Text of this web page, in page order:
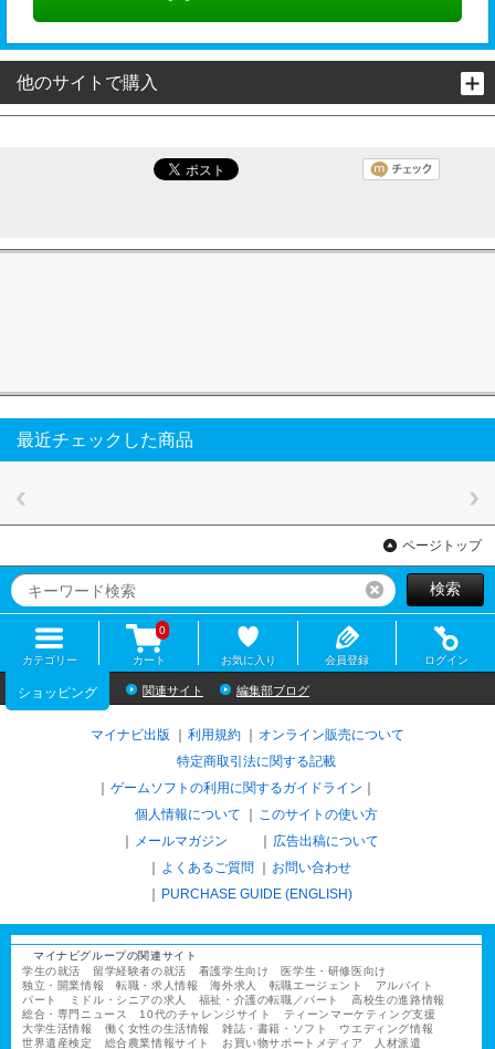
他のサイトで購入
最近チェックした商品
ページトップ
リセット検索
カテゴリー カート
0
お気に入り 会員登録 ログイン
ショッピング 関連サイト 編集部ブログ
マイナビ出版 利用規約
オンライン販売について
特定商取引法に関する記載
ゲームソフトの利用に関するガイドライン
個人情報について
このサイトの使い方
メールマガジン
広告出稿について
よくあるご質問
お問い合わせ
PURCHASE GUIDE (ENGLISH)
マイナビグループの関連サイト
学生の就活
留学経験者の就活 看護学生向け
医学生・研修医向け
独立・開業情報
転職・求人情報 海外求人 転職エージェント
アルバイト
パート
ミドル・シニアの求人 福祉・介護の転職／パート
高校生の進路情報
総合・専門ニュース
10代のチャレンジサイト
ティーンマーケティング支援
大学生活情報
働く女性の生活情報 雑誌・書籍・ソフト
ウエディング情報
世界遺産検定
総合農業情報サイト お買い物サポートメディア 人材派遣